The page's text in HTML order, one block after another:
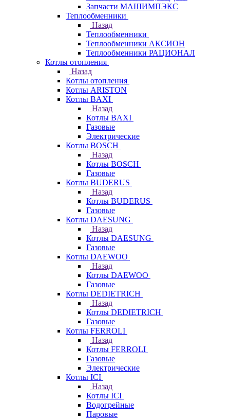
Запчасти МАШИМПЭКС
Теплообменники
Назад
Теплообменники
Теплообменники АКСИОН
Теплообменники РАЦИОНАЛ
Котлы отопления
Назад
Котлы отопления
Котлы ARISTON
Котлы BAXI
Назад
Котлы BAXI
Газовые
Электрические
Котлы BOSCH
Назад
Котлы BOSCH
Газовые
Котлы BUDERUS
Назад
Котлы BUDERUS
Газовые
Котлы DAESUNG
Назад
Котлы DAESUNG
Газовые
Котлы DAEWOO
Назад
Котлы DAEWOO
Газовые
Котлы DEDIETRICH
Назад
Котлы DEDIETRICH
Газовые
Котлы FERROLI
Назад
Котлы FERROLI
Газовые
Электрические
Котлы ICI
Назад
Котлы ICI
Водогрейные
Паровые